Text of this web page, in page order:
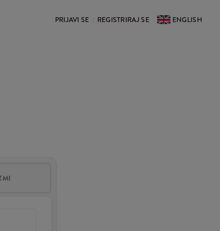
PRIJAVI SE REGISTRIRAJ SE ENGLISH